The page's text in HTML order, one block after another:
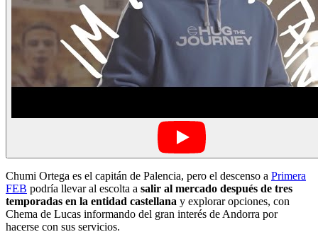
Chumi Ortega es el capitán de Palencia, pero el descenso a Primera
FEB podría llevar al escolta a salir al mercado después de tres
temporadas en la entidad castellana y explorar opciones, con
Chema de Lucas informando del gran interés de Andorra por
hacerse con sus servicios.